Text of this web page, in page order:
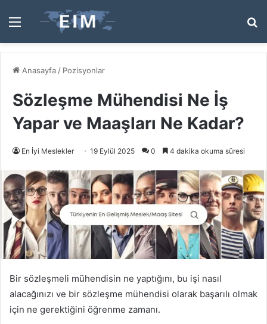
Menü
...
Anasayfa / Pozisyonlar
Sözleşme Mühendisi Ne İş
Yapar ve Maaşları Ne Kadar?
En İyi Meslekler 19 Eylül 2025 0 4 dakika okuma süresi
Bir sözleşmeli mühendisin ne yaptığını, bu işi nasıl
alacağınızı ve bir sözleşme mühendisi olarak başarılı olmak
için ne gerektiğini öğrenme zamanı.